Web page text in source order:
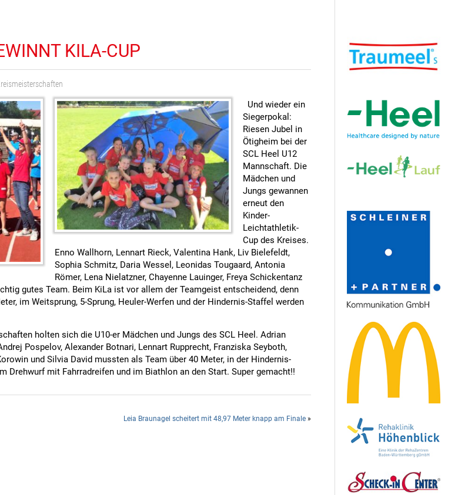
KILA-CUP
Und wieder ein
Siegerpokal:
Riesen Jubel in
Ötigheim bei der
SCL Heel U12
Mannschaft. Die
Mädchen und
Jungs gewannen
erneut den
Kinder-
Leichtathletik-
Cup des Kreises.
Enno Wallhorn, Lennart Rieck, Valentina Hank, Liv Bielefeldt,
Sophia Schmitz, Daria Wessel, Leonidas Tougaard, Antonia
Römer, Lena Nielatzner, Chayenne Lauinger, Freya Schickentanz
gutes Team. Beim KiLa ist vor allem der Teamgeist entscheidend, denn
im Weitsprung, 5-Sprung, Heuler-Werfen und der Hindernis-Staffel werden
holten sich die U10-er Mädchen und Jungs des SCL Heel. Adrian
Pospelov, Alexander Botnari, Lennart Rupprecht, Franziska Seyboth,
und Silvia David mussten als Team über 40 Meter, in der Hindernis-
Drehwurf mit Fahrradreifen und im Biathlon an den Start. Super gemacht!!
Leia Braunagel scheitert mit 48,97 Meter knapp am Finale »